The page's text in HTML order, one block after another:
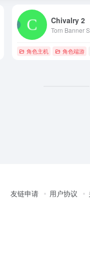
Chivalry 2
角色主机 角色端游
友链申请 用户协议